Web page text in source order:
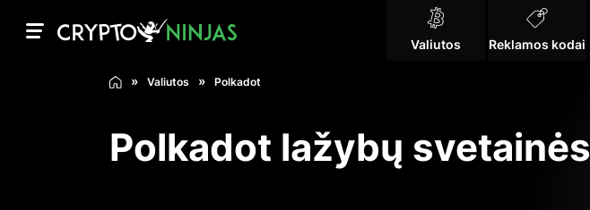
Valiutos Reklamos kodai
Valiutos Polkadot
Polkadot lažybų svetainės